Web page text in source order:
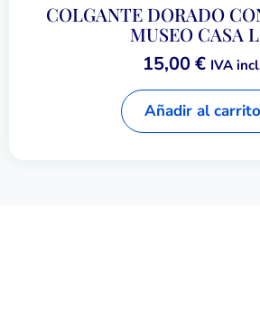
COLGANTE DORADO
MUSEO CASA
15,00€ IVA
Añadir al carrito